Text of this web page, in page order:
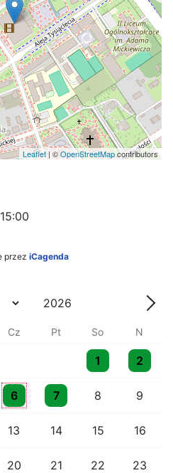
Leaflet| ©OpenStreetMapcontributors
przez iCagenda
Rok
Cz Pt So N
1
One event 2
One
6
One event 7
One event 8 9
13 14 15 16
20 21 22 23